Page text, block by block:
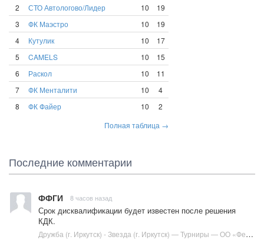
2
СТО Автологово/Лидер 10
19
3
ФК Маэстро 10
19
4
Кутулик 10
17
5
CAMELS 10
15
6
Раскол 10
11
7
ФК Менталити 10
4
8
ФК Файер 10
2
Полная таблица →
Последние комментарии
ФФГИ 8 часов назад
Срок дисквалификации будет известен после решения
КДК.
Дружба (г. Иркутск) - Звезда (г. Иркутск) — Турниры — ОО «Федерация футбола города Иркутска» :: Футбол в Иркутске